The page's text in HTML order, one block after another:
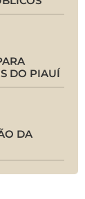
DO PIAUÍ
DA